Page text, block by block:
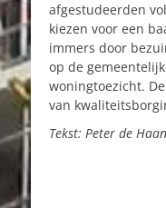
afgestudeerden
kiezen voor een
immers door
op de
woningtoezicht.
van
Tekst: Peter de Haan